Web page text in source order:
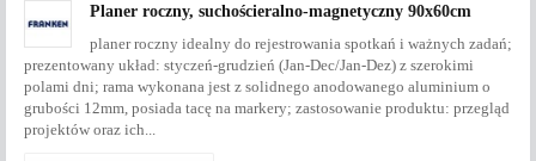
Planer roczny, suchościeralno-magnetyczny 90x60cm
planer roczny idealny do rejestrowania spotkań i ważnych zadań;
prezentowany układ: styczeń-grudzień (Jan-Dec/Jan-Dez) z szerokimi
polami dni; rama wykonana jest z solidnego anodowanego aluminium o
grubości 12mm, posiada tacę na markery; zastosowanie produktu: przegląd
projektów oraz ich...